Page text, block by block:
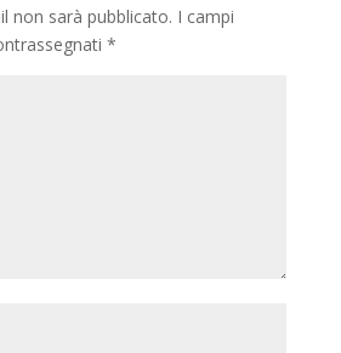
non sarà pubblicato. I campi
*